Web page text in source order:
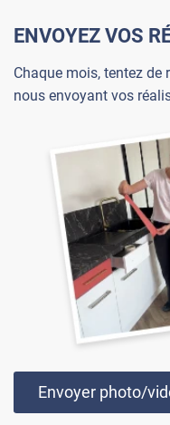
ENVOYEZ VOS
Chaque mois, tentez de
nous envoyant vos
Envoyer photo/